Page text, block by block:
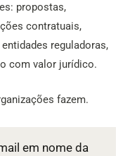
propostas,
contratuais,
reguladoras,
com valor jurídico.
fazem.
em nome da